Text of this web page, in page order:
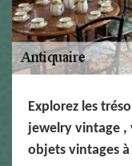
Explorez les
jewelry vintage ,
objets vintages à